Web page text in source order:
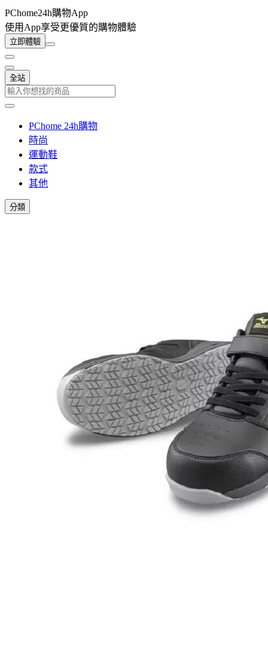
PChome24h購物App
使用App享受更優質的購物體驗
立即體驗
全站
PChome 24h購物
時尚
運動鞋
款式
其他
分類